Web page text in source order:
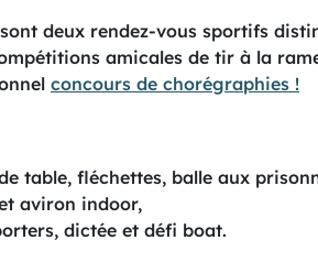
deux rendez-vous sportifs
amicales de tir à la
concours de chorégraphies !
table, fléchettes, balle aux
aviron indoor,
dictée et défi boat.